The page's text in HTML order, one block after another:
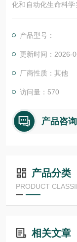
化和自动化生命科学
和工作流程。
产品型号：
更新时间：2026-
厂商性质：其他
访问量：570
产品咨询
产品分类
PRODUCT
相关文章